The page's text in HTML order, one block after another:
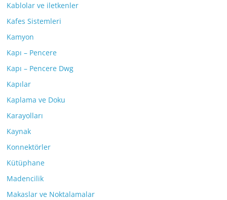
Kablolar ve iletkenler
Kafes Sistemleri
Kamyon
Kapı – Pencere
Kapı – Pencere Dwg
Kapılar
Kaplama ve Doku
Karayolları
Kaynak
Konnektörler
Kütüphane
Madencilik
Makaslar ve Noktalamalar